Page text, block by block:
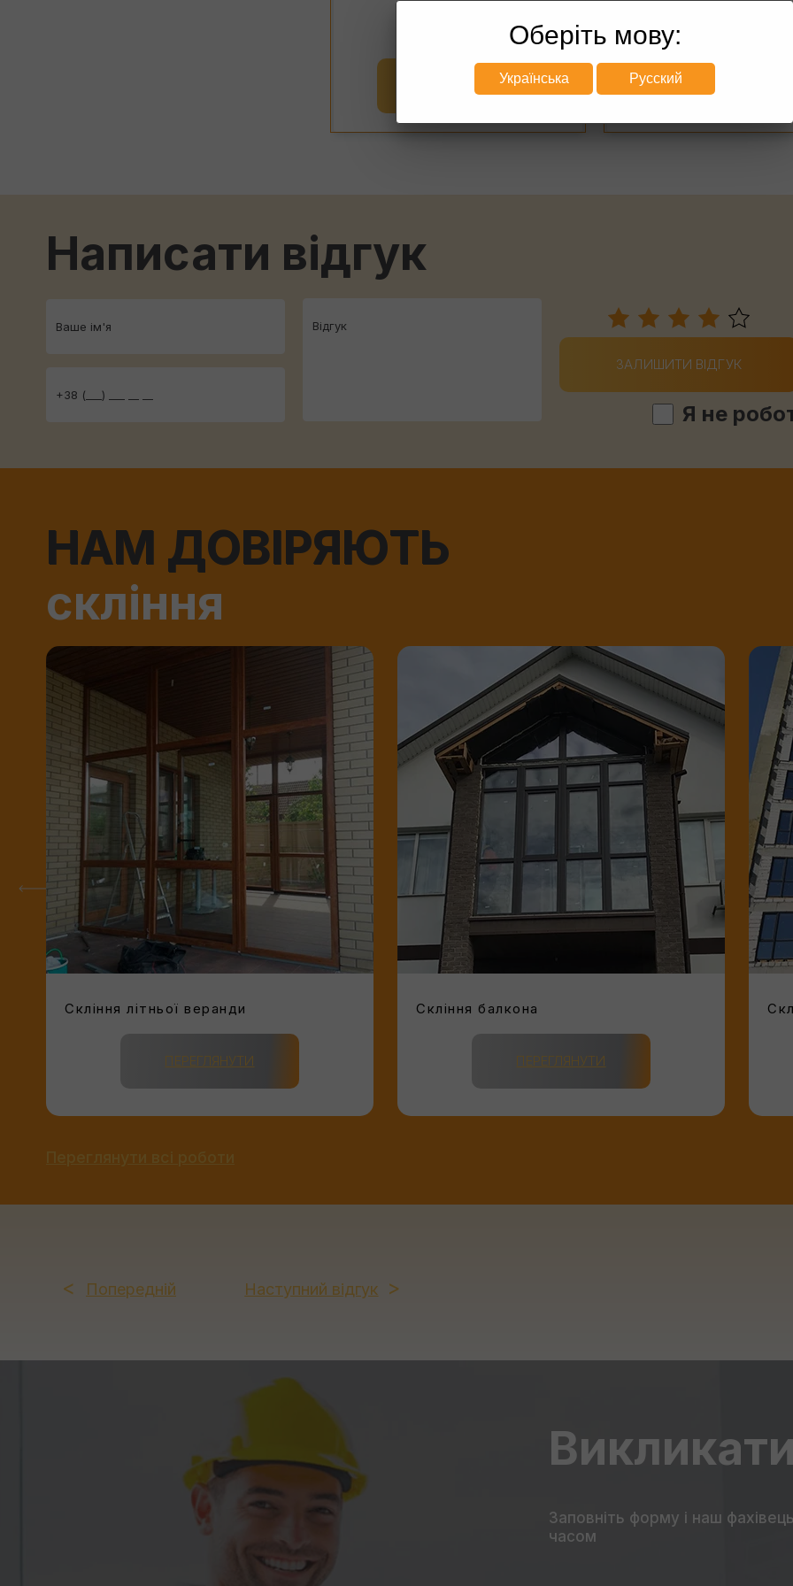
грн від
Написати відгук
ЗАЛИШИТИ ВІДГУК
Я не
НАМ ДОВІРЯЮТЬ
скління
Скління літньої веранди
ПЕРЕГЛЯНУТИ
Скління балкона
ПЕРЕГЛЯНУТИ
Попередній Наступний відгук
Заповніть форму і наш
часом
Оберіть мову:
Українська Русский